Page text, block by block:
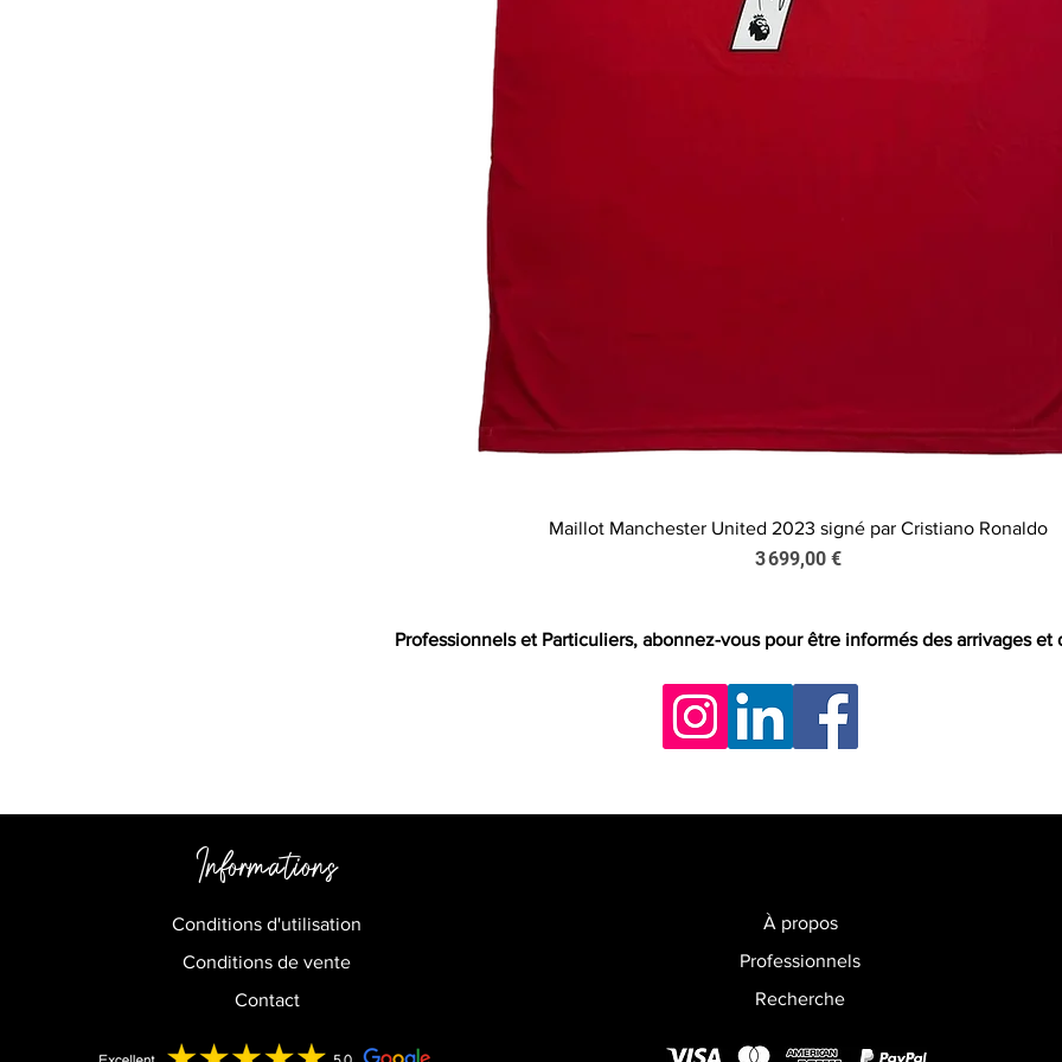
Aperçu rapide
Maillot Manchester United 2023 signé par Cristiano Ronaldo
Prix
3 699,00 €
Professionnels et Particuliers, abonnez-vous pour être informés des arrivages et
Informations
Conditions d'utilisation
Conditions de vente
Contact
À propos
Professionnels
Recherche